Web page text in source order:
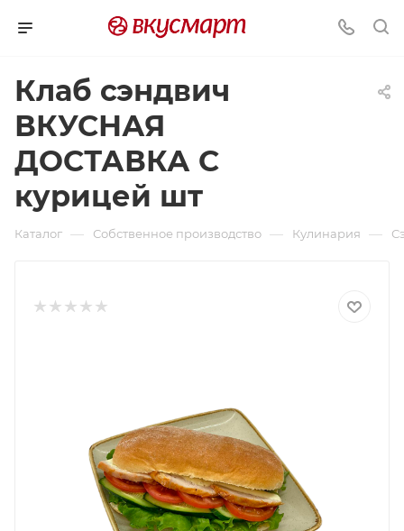
Клаб сэндвич
ВКУСНАЯ
ДОСТАВКА С
курицей шт
Каталог — Собственное производство — Кулинария —